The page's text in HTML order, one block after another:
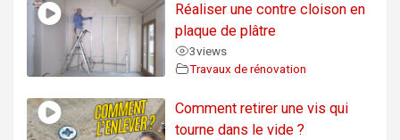
Réaliser une contre cloison en
plaque de plâtre
3views
Travaux de rénovation
Comment retirer une vis qui
tourne dans le vide ?